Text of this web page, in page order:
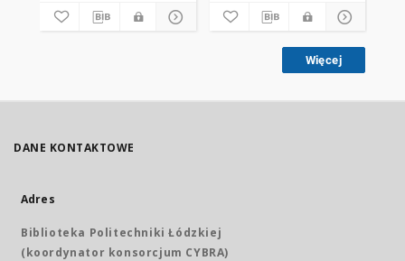
Więcej
DANE KONTAKTOWE
Adres
Biblioteka Politechniki Łódzkiej
(koordynator konsorcjum CYBRA)